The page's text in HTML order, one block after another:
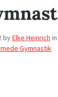
byElke Heinrich in
Gymnastik